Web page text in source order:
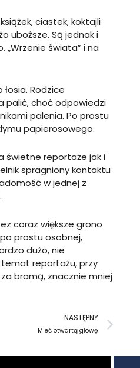
ciastek, koktajli
uboższe. Są jednak i
świata” i na
Rodzice
palić, choć odpowiedzi
palenia. Po prostu
papierosowego.
świetne reportaże jak i
spragniony kontaktu
w jednej z
coraz większe grono
prostu osobnej,
dużo, nie
reportażu, przy
bramą, znacznie mniej
NASTĘPNY
Mieć otwartą głowę